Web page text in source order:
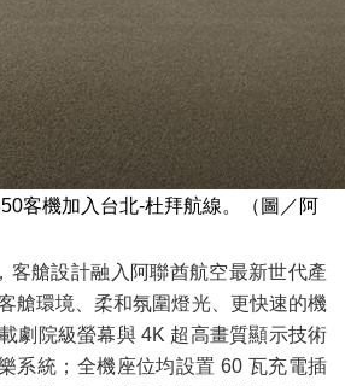
客機加入台北-杜拜航線。（圖／阿
客艙設計融入阿聯酋航空最新世代產
艙環境、柔和氛圍燈光、更快速的機
劇院級螢幕與 4K 超高畫質顯示技術
系統；全機座位均設置 60 瓦充電插